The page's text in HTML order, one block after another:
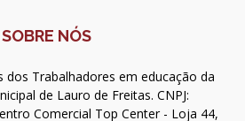
SOBRE NÓS
dos Trabalhadores em educação da
de Lauro de Freitas. CNPJ:
Comercial Top Center - Loja 44,